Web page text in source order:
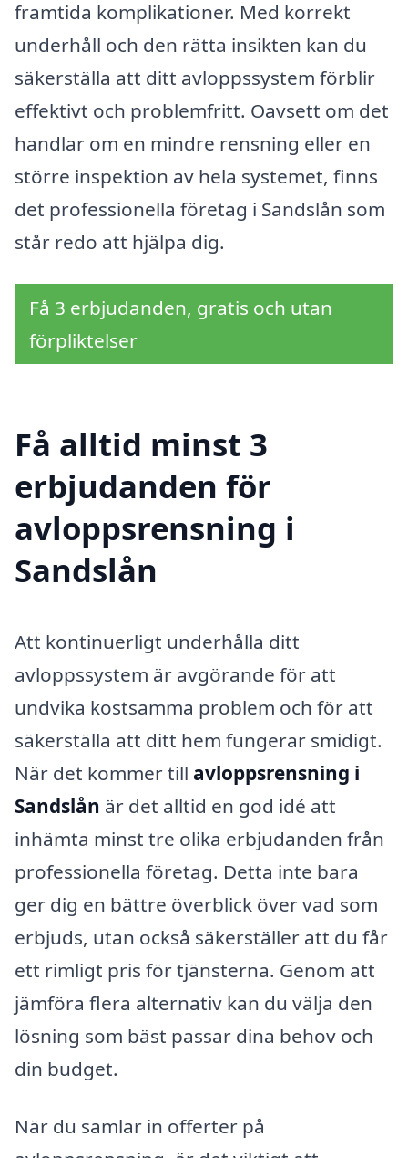
framtida komplikationer. Med korrekt
underhåll och den rätta insikten kan du
säkerställa att ditt avloppssystem förblir
effektivt och problemfritt. Oavsett om det
handlar om en mindre rensning eller en
större inspektion av hela systemet, finns
det professionella företag i Sandslån som
står redo att hjälpa dig.
Få 3 erbjudanden, gratis och utan
förpliktelser
Få alltid minst 3
erbjudanden för
avloppsrensning i
Sandslån
Att kontinuerligt underhålla ditt
avloppssystem är avgörande för att
undvika kostsamma problem och för att
säkerställa att ditt hem fungerar smidigt.
När det kommer till avloppsrensning i
Sandslån är det alltid en god idé att
inhämta minst tre olika erbjudanden från
professionella företag. Detta inte bara
ger dig en bättre överblick över vad som
erbjuds, utan också säkerställer att du får
ett rimligt pris för tjänsterna. Genom att
jämföra flera alternativ kan du välja den
lösning som bäst passar dina behov och
din budget.
När du samlar in offerter på